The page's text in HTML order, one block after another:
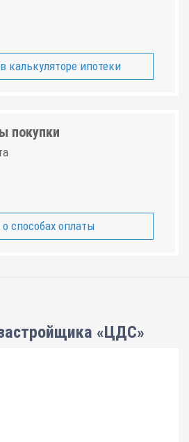
калькуляторе ипотеки
покупки
способах оплаты
«ЦДС»